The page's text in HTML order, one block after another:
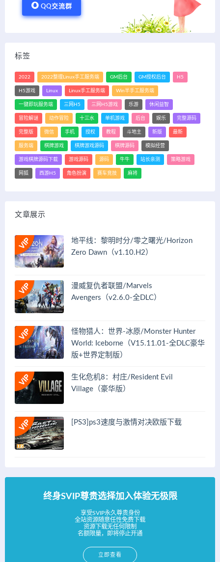
QQ交流群
标签
2022 2022整理Linux手工服务端 GM后台 GM授权后台 H5
H5游戏 Linux Linux手工服务端 Win半手工服务端
一键即玩服务端 三网H5 三网H5游戏 乐游 休闲益智
冒险解谜 动作冒险 十三水 单机游戏 后台 娱乐 完整源码
完整版 微信 手机 授权 教程 斗地主 新版 最新
服务端 棋牌游戏 棋牌游戏源码 棋牌源码 模拟经营
游戏棋牌源码下载 游戏源码 源码 牛牛 站长亲测 策略游戏
网狐 西游H5 角色扮演 赛车竞技 麻将
文章展示
地平线：黎明时分/零之曙光/Horizon
Zero Dawn（v1.10.H2）
漫威复仇者联盟/Marvels
Avengers（v2.6.0-全DLC）
怪物猎人：世界-冰原/Monster Hunter
World: Iceborne（V15.11.01-全DLC豪华
版+世界定制版）
生化危机8：村庄/Resident Evil
Village（豪华版）
[PS3]ps3速度与激情对决欧版下载
终身SVIP尊贵选择加入体验无极限
享受SVIP永久尊贵身份
全站资源随意任性免费下载
资源下载无任何限制
名额限量，即将停止开通
立即查看